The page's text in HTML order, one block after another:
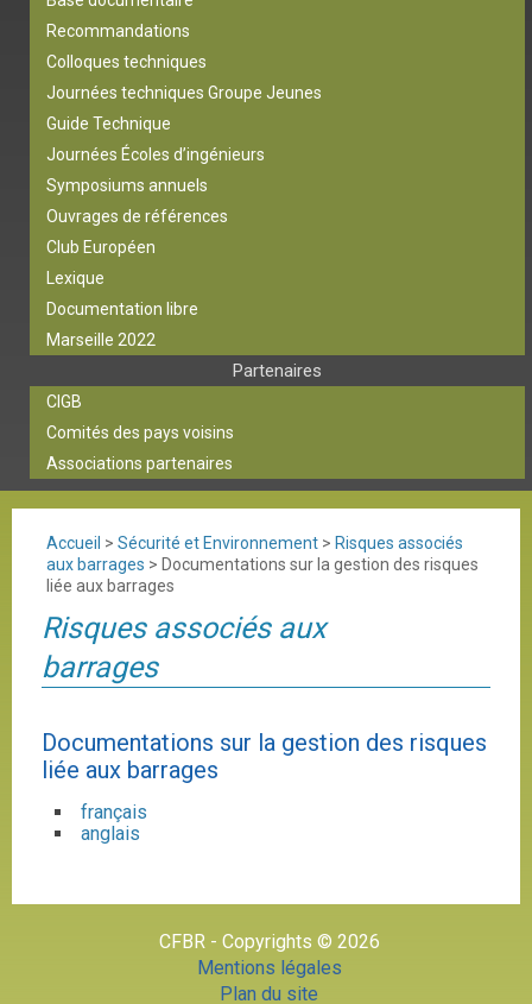
Recommandations
Colloques techniques
Journées techniques Groupe Jeunes
Guide Technique
Journées Écoles d’ingénieurs
Symposiums annuels
Ouvrages de références
Club Européen
Lexique
Documentation libre
Marseille 2022
Partenaires
CIGB
Comités des pays voisins
Associations partenaires
Accueil > Sécurité et Environnement > Risques associés
aux barrages > Documentations sur la gestion des risques
liée aux barrages
Risques associés aux
barrages
Documentations sur la gestion des risques
liée aux barrages
français
anglais
CFBR - Copyrights © 2026
Mentions légales
Plan du site